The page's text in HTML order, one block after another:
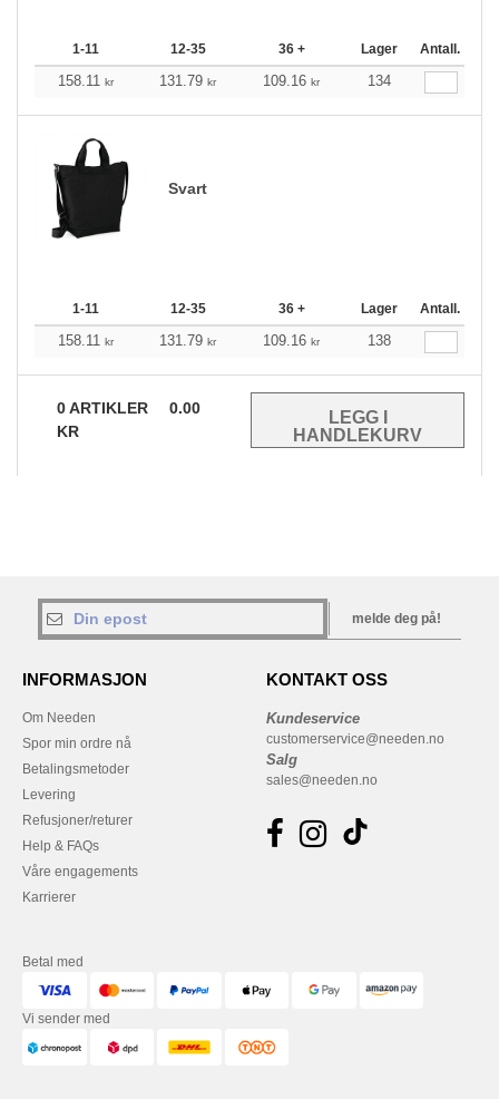
1-11 12-35 36 + Lager Antall.
158.11 kr 131.79 kr 109.16 kr 134
Svart
1-11 12-35 36 + Lager Antall.
158.11 kr 131.79 kr 109.16 kr 138
0ARTIKLER
0.00
KR
melde deg på!
INFORMASJON
Om Needen
Spor min ordre nå
Betalingsmetoder
Levering
Refusjoner/returer
Help & FAQs
Våre engagements
Karrierer
KONTAKT OSS
Kundeservice
customerservice@needen.no
Salg
sales@needen.no
Betal med
Vi sender med